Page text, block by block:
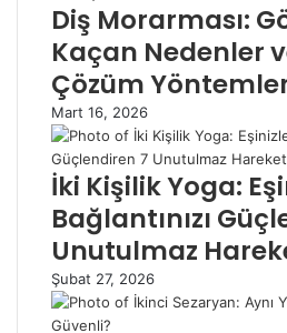
Diş Morarması:
Kaçan Nedenler
Çözüm
Mart 16, 2026
İki Kişilik Yoga:
Bağlantınızı
Unutulmaz
Şubat 27, 2026